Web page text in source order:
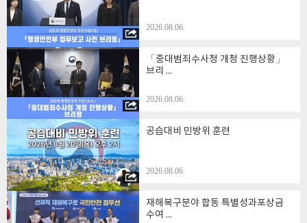
지금까지 보도자료 브리핑이었습니다.
( KTV 국민방송 케이블방송, 위성방송 ch164, www.ktv.go.kr )
< ⓒ 한국정책방송원 무단전재 및 재배포 금지 >
2026.08.06.
「중대범죄수사청 개청 진행상황」
브리 ...
2026.08.06.
공습대비 민방위 훈련
2026.08.06.
재해복구분야 합동 특별성과포상금
수여 ...